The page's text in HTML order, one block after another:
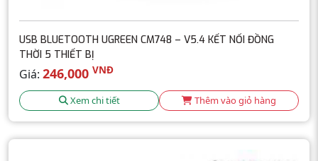
USB BLUETOOTH UGREEN CM748 – V5.4 KẾT NỐI ĐỒNG
THỜI 5 THIẾT BỊ
Giá: 246,000 VNĐ
Xem chi tiết Thêm vào giỏ hàng